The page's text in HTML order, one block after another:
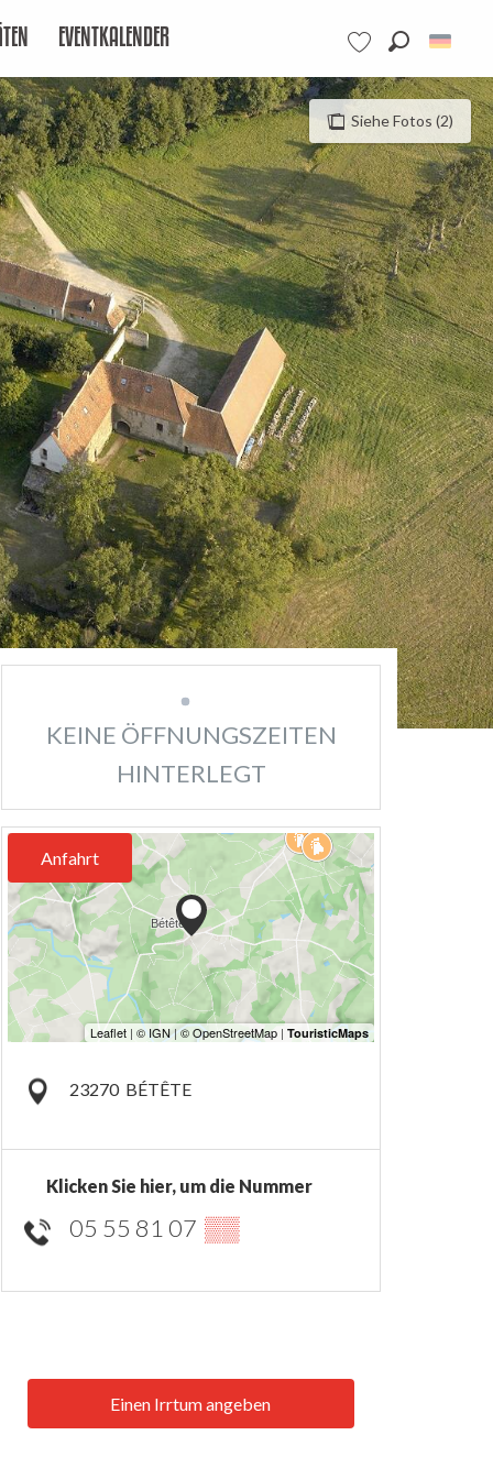
Voir les favoris
EVENTKALENDER
Siehe Fotos (2)
KEINE ÖFFNUNGSZEITEN
HINTERLEGT
Anfahrt
23270 BÉTÊTE
Klicken Sie hier, um die Nummer
05 55 81 07 ▒▒
Einen Irrtum angeben